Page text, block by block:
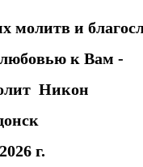
и
к Вам -
Никон
г.